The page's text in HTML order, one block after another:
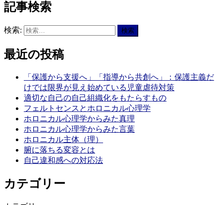
有
記事検索
検索:
最近の投稿
「保護から支援へ」「指導から共創へ」：保護主義だ
けでは限界が見え始めている児童虐待対策
適切な自己の自己組織化をもたらすもの
フェルトセンスとホロニカル心理学
ホロニカル心理学からみた真理
ホロニカル心理学からみた言葉
ホロニカル主体（理）
腑に落ちる変容とは
自己違和感への対応法
カテゴリー